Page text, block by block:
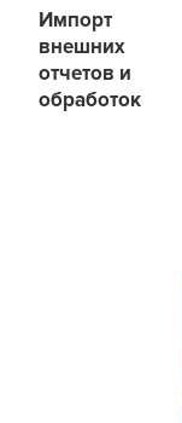
Импорт
внешних
отчетов и
обработок